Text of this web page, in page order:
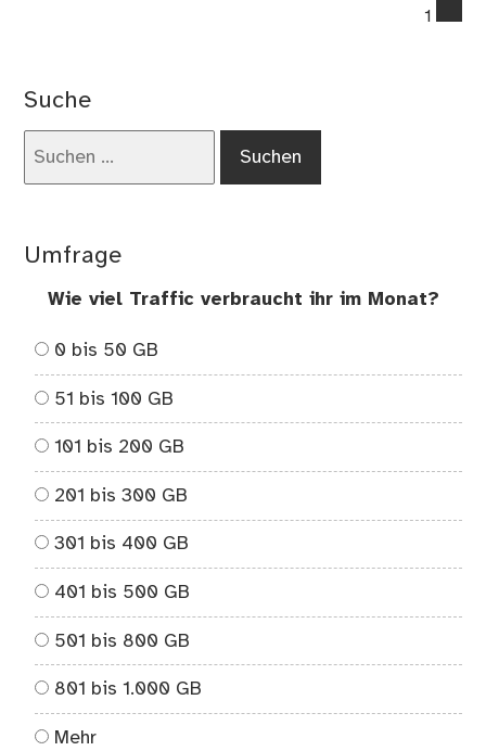
1
Suche
Umfrage
Wie viel Traffic verbraucht ihr im Monat?
0 bis 50 GB
51 bis 100 GB
101 bis 200 GB
201 bis 300 GB
301 bis 400 GB
401 bis 500 GB
501 bis 800 GB
801 bis 1.000 GB
Mehr